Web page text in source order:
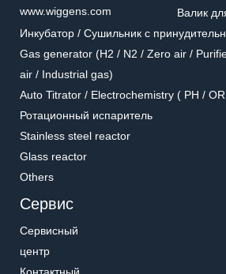
www.wiggens.com
Валик
Инкубатор / Cушильник с
Gas generator (H2 / N2 / Zero air /
air / Industrial gas)
Auto Titrator / Electrochemistry ( PH /
Ротационный испаритель
Stainless steel reactor
Glass reactor
Others
Сервис
Сервисный
центр